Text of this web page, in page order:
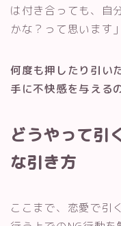
は付き合っても、自
かな？って思います
何度も押したり引い
手に不快感を与える
どうやって引
な引き方
ここまで、恋愛で引